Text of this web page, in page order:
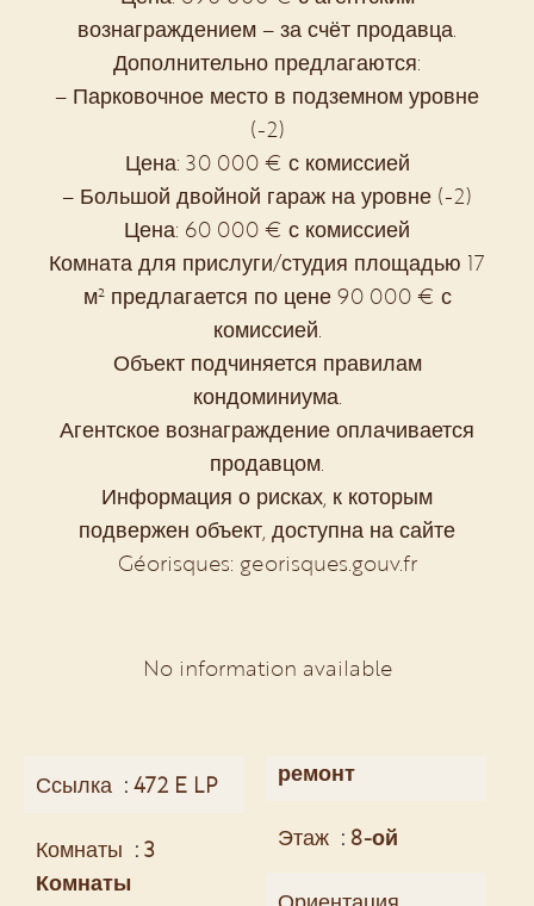
вознаграждением – за счёт продавца.
Дополнительно предлагаются:
– Парковочное место в подземном уровне
(-2)
Цена: 30 000 € с комиссией
– Большой двойной гараж на уровне (-2)
Цена: 60 000 € с комиссией
Комната для прислуги/студия площадью 17
м² предлагается по цене 90 000 € с
комиссией.
Объект подчиняется правилам
кондоминиума.
Агентское вознаграждение оплачивается
продавцом.
Информация о рисках, к которым
подвержен объект, доступна на сайте
Géorisques: georisques.gouv.fr
No information available
Ссылка 472 E LP
Комнаты
3
Комнаты
ремонт
Этаж 8-ой